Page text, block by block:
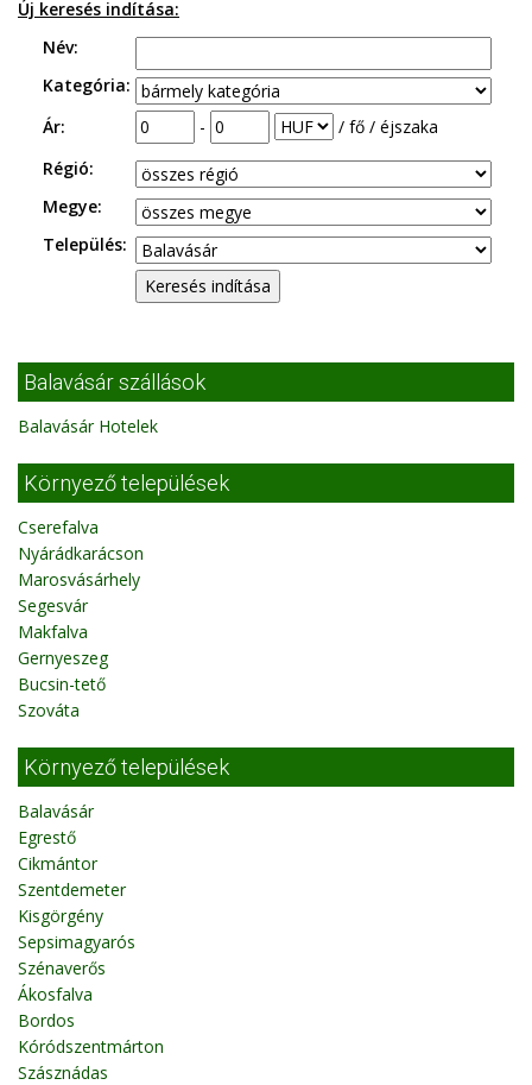
Új keresés indítása:
Név:
Kategória:
Ár:
-
/ fő / éjszaka
Régió:
Megye:
Település:
Balavásár szállások
Balavásár Hotelek
Környező települések
Cserefalva
Nyárádkarácson
Marosvásárhely
Segesvár
Makfalva
Gernyeszeg
Bucsin-tető
Szováta
Környező települések
Balavásár
Egrestő
Cikmántor
Szentdemeter
Kisgörgény
Sepsimagyarós
Szénaverős
Ákosfalva
Bordos
Kóródszentmárton
Szásznádas